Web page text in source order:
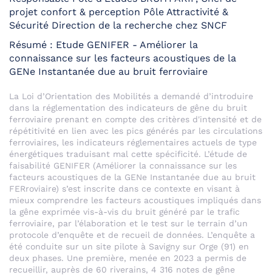
projet confort & perception Pôle Attractivité &
Sécurité Direction de la recherche chez SNCF
Résumé : Etude GENIFER - Améliorer la
connaissance sur les facteurs acoustiques de la
GENe Instantanée due au bruit ferroviaire
La Loi d’Orientation des Mobilités a demandé d’introduire
dans la réglementation des indicateurs de gêne du bruit
ferroviaire prenant en compte des critères d'intensité et de
répétitivité en lien avec les pics générés par les circulations
ferroviaires, les indicateurs réglementaires actuels de type
énergétiques traduisant mal cette spécificité. L’étude de
faisabilité GENIFER (Améliorer la connaissance sur les
facteurs acoustiques de la GENe Instantanée due au bruit
FERroviaire) s’est inscrite dans ce contexte en visant à
mieux comprendre les facteurs acoustiques impliqués dans
la gêne exprimée vis-à-vis du bruit généré par le trafic
ferroviaire, par l’élaboration et le test sur le terrain d’un
protocole d’enquête et de recueil de données. L’enquête a
été conduite sur un site pilote à Savigny sur Orge (91) en
deux phases. Une première, menée en 2023 a permis de
recueillir, auprès de 60 riverains, 4 316 notes de gêne